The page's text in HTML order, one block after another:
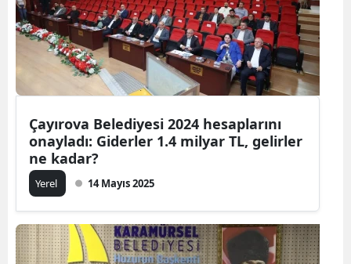
Çayırova Belediyesi 2024 hesaplarını
onayladı: Giderler 1.4 milyar TL, gelirler
ne kadar?
Yerel 14 Mayıs 2025